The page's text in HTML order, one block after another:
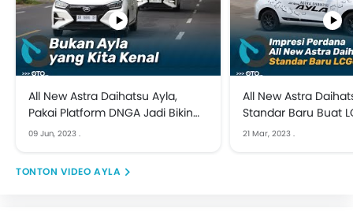
All New Astra Daihatsu Ayla,
Pakai Platform DNGA Jadi Bikin
Keren | Media Drive
09 Jun, 2023 .
All New Astra
Standar Baru Buat
Drive
21 Mar, 2023 .
VIDEO AYLA